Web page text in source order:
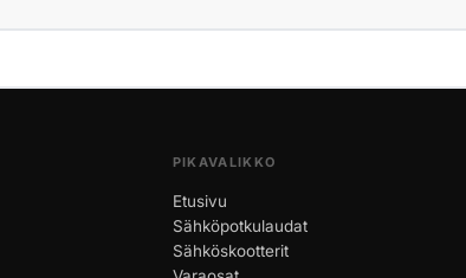
PIKAVALIKKO
Etusivu
Sähköpotkulaudat
Sähköskootterit